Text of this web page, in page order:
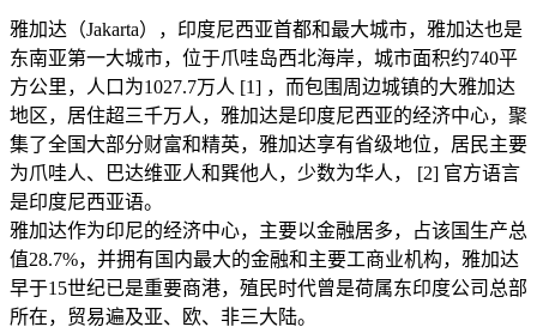
雅加达（Jakarta），印度尼西亚首都和最大城市，雅加达也是
东南亚第一大城市，位于爪哇岛西北海岸，城市面积约740平
方公里，人口为1027.7万人 [1] ，而包围周边城镇的大雅加达
地区，居住超三千万人，雅加达是印度尼西亚的经济中心，聚
集了全国大部分财富和精英，雅加达享有省级地位，居民主要
为爪哇人、巴达维亚人和巽他人，少数为华人， [2] 官方语言
是印度尼西亚语。
雅加达作为印尼的经济中心，主要以金融居多，占该国生产总
值28.7%，并拥有国内最大的金融和主要工商业机构，雅加达
早于15世纪已是重要商港，殖民时代曾是荷属东印度公司总部
所在，贸易遍及亚、欧、非三大陆。